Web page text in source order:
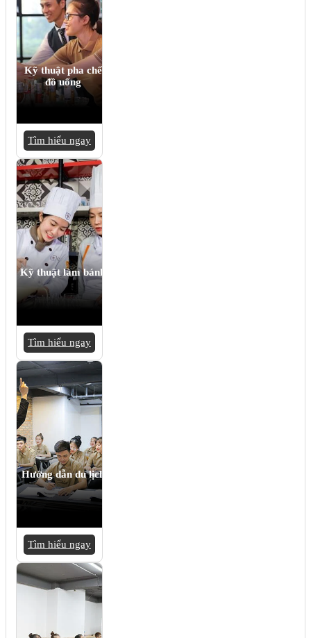
Kỹ thuật pha chế
đồ uống
Tìm hiểu ngay
Kỹ thuật làm bánh
Tìm hiểu ngay
Hướng dẫn du lịch
Tìm hiểu ngay